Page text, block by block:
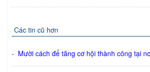
Các tin cũ hơn
- Mười cách để tăng cơ hội thành công tại